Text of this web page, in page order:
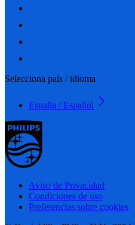
Selecciona país / idioma
España / Español
Aviso de Privacidad
Condiciones de uso
Preferencias sobre cookies